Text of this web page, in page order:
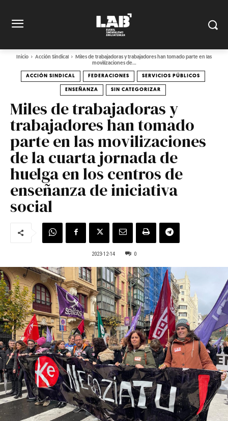
Inicio Acción Sindical
Miles de trabajadoras y trabajadores han tomado parte en las
movilizaciones de...
ACCIÓN SINDICAL FEDERACIONES SERVICIOS PÚBLICOS
ENSEÑANZA SIN CATEGORIZAR
Miles de trabajadoras y
trabajadores han tomado
parte en las movilizaciones
de la cuarta jornada de
huelga en los centros de
enseñanza de iniciativa
social
2023-12-14 0